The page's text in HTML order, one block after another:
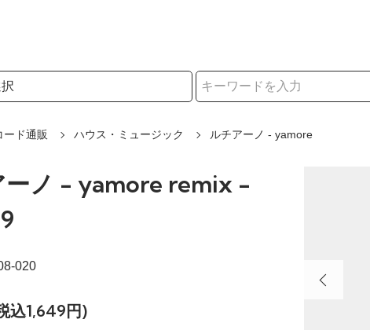
択
ード通販 ハウス・ミュージック ルチアーノ - yamore
ーノ - yamore remix -
020
込1,649円)